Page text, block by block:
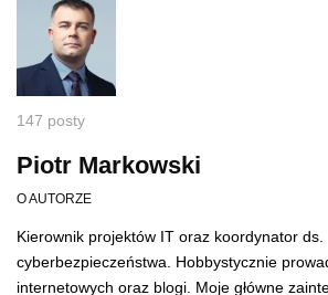
147 posty
Piotr Markowski
O AUTORZE
Kierownik projektów IT oraz koordynator ds.
cyberbezpieczeństwa. Hobbystycznie
internetowych oraz blogi. Moje główne